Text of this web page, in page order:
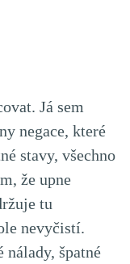
Já sem
negace, které
stavy, všechno
že upne
tu
nevyčistí.
nálady, špatné